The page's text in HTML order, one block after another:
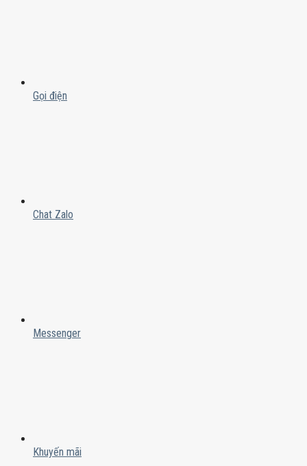
Gọi điện
Chat Zalo
Messenger
Khuyến mãi